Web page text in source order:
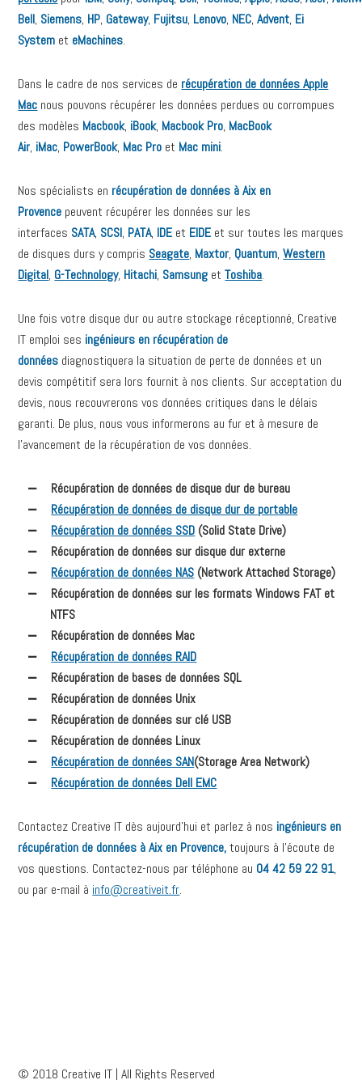
Bell, Siemens, HP, Gateway, Fujitsu, Lenovo, NEC,Advent, Ei
System et eMachines.
Dans le cadre de nos services de récupération de données Apple
Mac nous pouvons récupérer les données perdues ou corrompues
des modèles Macbook, iBook, Macbook Pro, MacBook
Air, iMac, PowerBook, Mac Pro et Mac mini.
Nos spécialists en récupération de données à Aix en
Provence peuvent récupérer les données sur les
interfaces SATA, SCSI, PATA, IDE et EIDE et sur toutes les marques
de disques durs y compris Seagate, Maxtor, Quantum,Western
Digital, G-Technology, Hitachi, Samsung etToshiba.
Une fois votre disque dur ou autre stockage réceptionné, Creative
IT emploi ses ingénieurs en récupération de
données diagnostiquera la situation de perte de données et un
devis compétitif sera lors fournit à nos clients. Sur acceptation du
devis, nous recouvrerons vos données critiques dans le délais
garanti. De plus, nous vous informerons au fur et à mesure de
l’avancement de la récupération de vos données.
Récupération de données de disque dur de bureau
Récupération de données de disque dur de portable
Récupération de données SSD (Solid State Drive)
Récupération de données sur disque dur externe
Récupération de données NAS (Network Attached Storage)
Récupération de données sur les formats Windows FAT et
NTFS
Récupération de données Mac
Récupération de données RAID
Récupération de bases de données SQL
Récupération de données Unix
Récupération de données sur clé USB
Récupération de données Linux
Récupération de données SAN(Storage Area Network)
Récupération de données Dell EMC
Contactez Creative IT dès aujourd’hui et parlez à nos ingénieurs en
récupération de données à Aix en Provence,toujours à l’écoute de
vos questions. Contactez-nous par téléphone au 04 42 59 22 91,
ou par e-mail à info@creativeit.fr.
© 2018 Creative IT | All Rights Reserved